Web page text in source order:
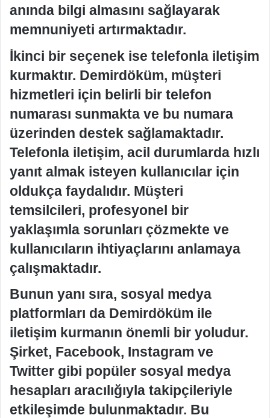
anında bilgi almasını sağlayarak
memnuniyeti artırmaktadır.
İkinci bir seçenek ise telefonla iletişim
kurmaktır. Demirdöküm, müşteri
hizmetleri için belirli bir telefon
numarası sunmakta ve bu numara
üzerinden destek sağlamaktadır.
Telefonla iletişim, acil durumlarda hızlı
yanıt almak isteyen kullanıcılar için
oldukça faydalıdır. Müşteri
temsilcileri, profesyonel bir
yaklaşımla sorunları çözmekte ve
kullanıcıların ihtiyaçlarını anlamaya
çalışmaktadır.
Bunun yanı sıra, sosyal medya
platformları da Demirdöküm ile
iletişim kurmanın önemli bir yoludur.
Şirket, Facebook, Instagram ve
Twitter gibi popüler sosyal medya
hesapları aracılığıyla takipçileriyle
etkileşimde bulunmaktadır. Bu